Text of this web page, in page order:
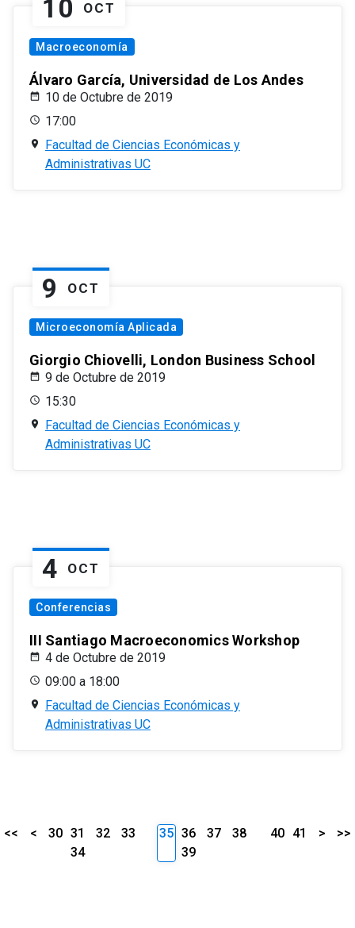
10 OCT
Macroeconomía
Álvaro García, Universidad de Los Andes
10 de Octubre de 2019
17:00
Facultad de Ciencias Económicas y
Administrativas UC
9 OCT
Microeconomía Aplicada
Giorgio Chiovelli, London Business School
9 de Octubre de 2019
15:30
Facultad de Ciencias Económicas y
Administrativas UC
4 OCT
Conferencias
III Santiago Macroeconomics Workshop
4 de Octubre de 2019
09:00 a 18:00
Facultad de Ciencias Económicas y
Administrativas UC
<< < 30 31 32
33
34
35 36 37
38
39
40 41 > >>